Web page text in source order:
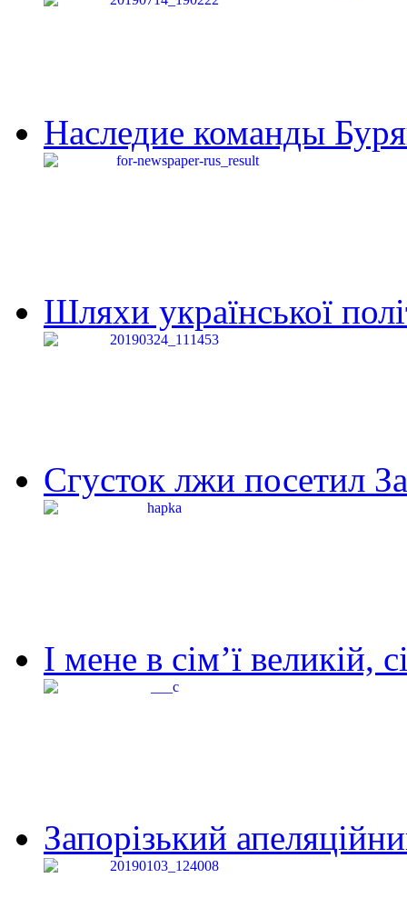
Наследие команды
Шляхи української
Сгусток лжи посетил
І мене в сім’ї великій,
Запорізький